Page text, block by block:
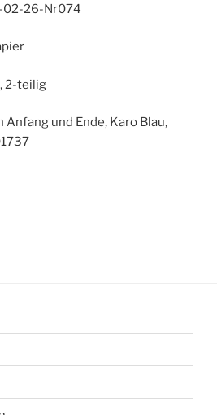
02-26-Nr074
2-teilig
Anfang und Ende, Karo Blau,